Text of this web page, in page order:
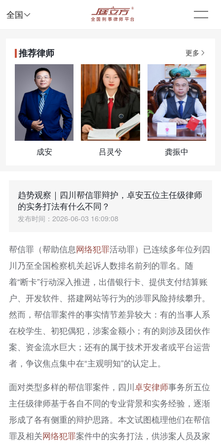
全国 
推荐律师 更多
成安 吕灵兮 龚振中
趋势观察｜四川帮信罪辩护，卓安五位主任级律师
的实务打法有什么不同？
发布时间：2026-06-03 16:09:08
帮信罪（帮助信息网络犯罪活动罪）已连续多年位列四
川乃至全国检察机关起诉人数排名前列的罪名。随
着“断卡”行动深入推进，出借银行卡、提供支付结算账
户、开发软件、搭建网站等行为的涉罪风险持续攀升。
然而，帮信罪案件的事实情节差异较大：有的当事人系
在校学生、初犯偶犯，涉案金额小；有的则涉及团伙作
案、资金流水巨大；还有的属于技术开发者或平台运营
者，争议焦点集中在“主观明知”的认定上。
面对类型多样的帮信罪案件，四川卓安律师事务所五位
主任级律师基于各自不同的专业背景和实务经验，逐渐
形成了各有侧重的辩护思路。本文试图梳理他们在帮信
罪及相关网络犯罪案件中的实务打法，供涉案人员及家